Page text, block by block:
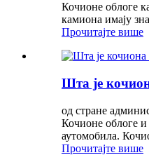
Кочионе облоге
камиона имају
Прочитајте више
Шта је
од стране
Кочионе облоге и
аутомобила.
Прочитајте више